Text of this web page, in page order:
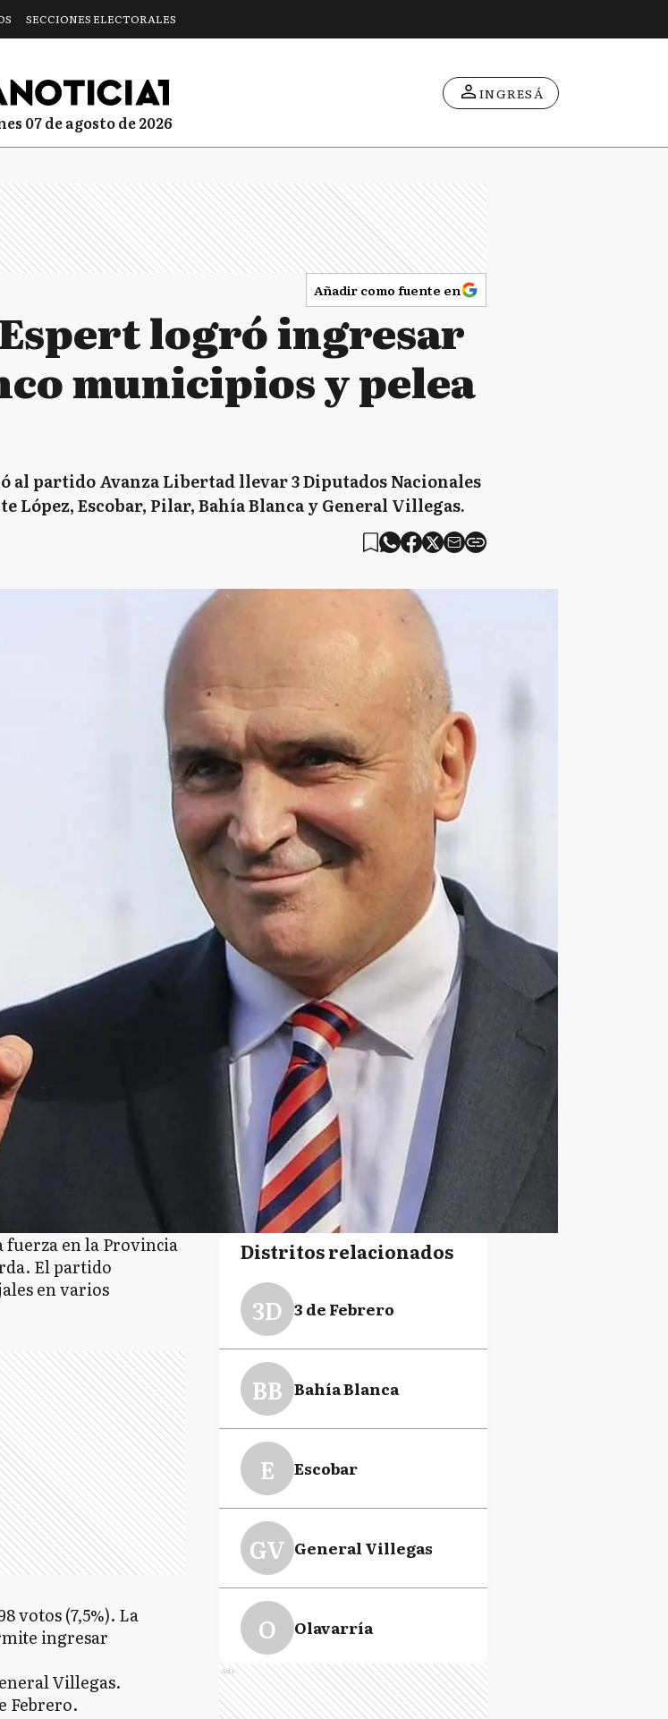
SECCIONES ELECTORALES
07 de agosto de 2026
INGRESÁ
Añadir como fuente en
Espert logró ingresar
municipios y pelea
partido Avanza Libertad llevar 3 Diputados Nacionales
López, Escobar, Pilar, Bahía Blanca y General Villegas.
fuerza en la Provincia
El partido
en varios
votos (7,5%). La
ingresar
Villegas.
Febrero.
Distritos relacionados
3D 3 de Febrero
BB Bahía Blanca
E Escobar
GV General Villegas
O Olavarría
P Pila
Ads